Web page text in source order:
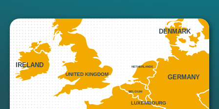
GERMANY
DENMARK
UNITED KINGDOM
IRELAND
BELGIUM
NETHERLANDS
LUXEMBOURG